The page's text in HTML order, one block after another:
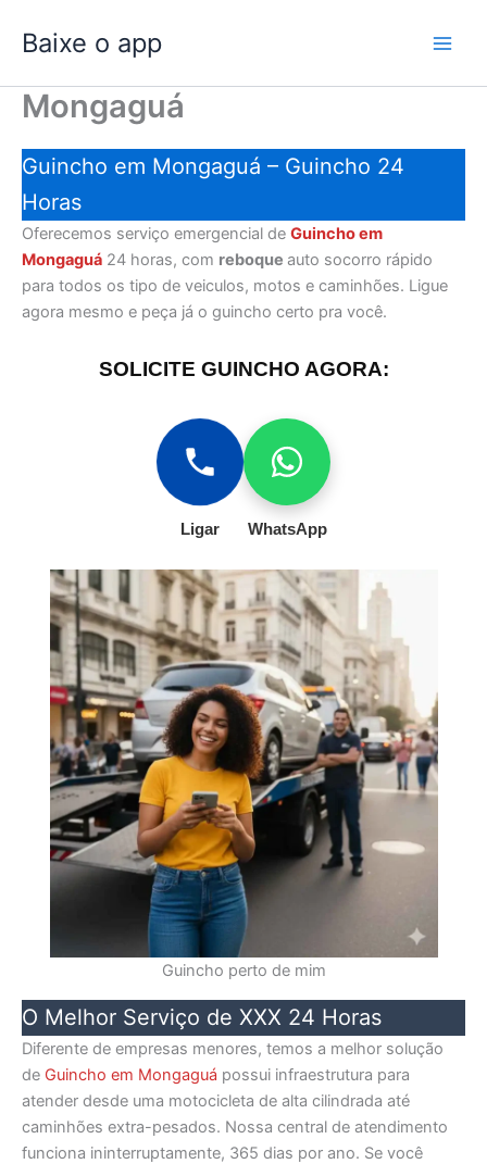
para
conteúdo
Baixe o app
Mongaguá
Guincho em Mongaguá – Guincho 24
Horas
Oferecemos serviço emergencial de Guincho em
Mongaguá 24 horas, com reboque auto socorro rápido
para todos os tipo de veiculos, motos e caminhões. Ligue
agora mesmo e peça já o guincho certo pra você.
SOLICITE GUINCHO AGORA:
Ligar WhatsApp
Guincho perto de mim
O Melhor Serviço de XXX 24 Horas
Diferente de empresas menores, temos a melhor solução
de Guincho em Mongaguá possui infraestrutura para
atender desde uma motocicleta de alta cilindrada até
caminhões extra-pesados. Nossa central de atendimento
funciona ininterruptamente, 365 dias por ano. Se você